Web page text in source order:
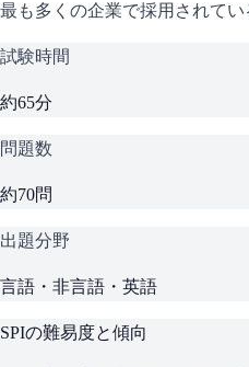
最も多くの企業で採用されて
試験時間
約65分
問題数
約70問
出題分野
言語・非言語・英語
SPIの難易度と傾向